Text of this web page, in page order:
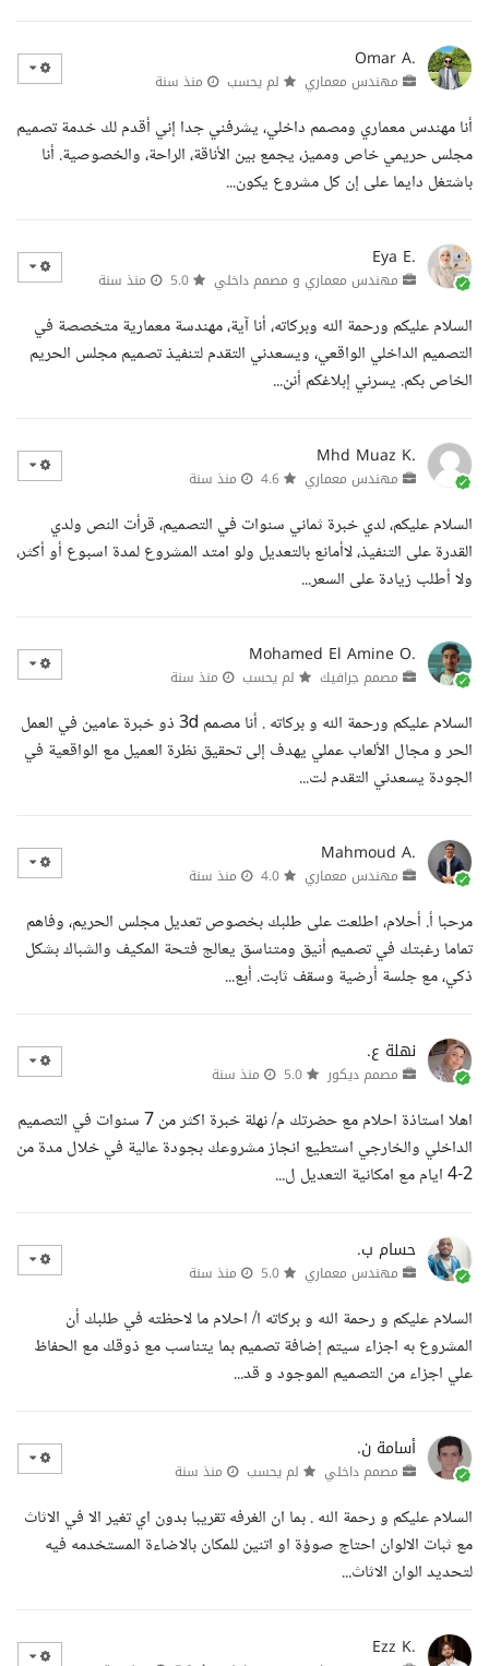
Omar A.
مهندس معماري لم يحسب منذ سنة
أنا مهندس معماري ومصمم داخلي، يشرفني جدا إني أقدم لك خدمة تصميم
مجلس حريمي خاص ومميز، يجمع بين الأناقة، الراحة، والخصوصية. أنا
باشتغل دايما على إن كل مشروع يكون...
Eya E.
مهندس معماري و مصمم داخلي منذ سنة
السلام عليكم ورحمة الله وبركاته، أنا آية، مهندسة معمارية متخصصة في
التصميم الداخلي الواقعي، ويسعدني التقدم لتنفيذ تصميم مجلس الحريم
الخاص بكم. يسرني إبلاغكم أنن...
Mhd Muaz K.
مهندس معماري منذ سنة
السلام عليكم، لدي خبرة ثماني سنوات في التصميم، قرأت النص ولدي
القدرة على التنفيذ، لاأمانع بالتعديل ولو امتد المشروع لمدة اسبوع أو أكثر،
ولا أطلب زيادة على السعر...
Mohamed El Amine O.
مصمم جرافيك لم يحسب منذ سنة
السلام عليكم ورحمة الله و بركاته . أنا مصمم 3d ذو خبرة عامين في العمل
الحر و مجال الألعاب عملي يهدف إلى تحقيق نظرة العميل مع الواقعية في
الجودة يسعدني التقدم لت...
Mahmoud A.
مهندس معماري منذ سنة
مرحبا أ. أحلام، اطلعت على طلبك بخصوص تعديل مجلس الحريم، وفاهم
تماما رغبتك في تصميم أنيق ومتناسق يعالج فتحة المكيف والشباك بشكل
ذكي، مع جلسة أرضية وسقف ثابت. أبع...
نهلة ع.
مصمم ديكور منذ سنة
اهلا استاذة احلام مع حضرتك م/ نهلة خبرة اكثر من 7 سنوات في التصميم
الداخلي والخارجي استطيع انجاز مشروعك بجودة عالية في خلال مدة من
2-4 ايام مع امكانية التعديل ل...
حسام ب.
مهندس معماري منذ سنة
السلام عليكم و رحمة الله و بركاته ا/ احلام ما لاحظته في طلبك أن
المشروع به اجزاء سيتم إضافة تصميم بما يتناسب مع ذوقك مع الحفاظ
علي اجزاء من التصميم الموجود و قد...
أسامة ن.
مصمم داخلي لم يحسب منذ سنة
السلام عليكم و رحمة الله . بما ان الغرفه تقريبا بدون اي تغير الا في الاثاث
مع ثبات الالوان احتاج صوؤة او اتنين للمكان بالاضاءة المستخدمه فيه
لتحديد الوان الاثاث...
Ezz K.